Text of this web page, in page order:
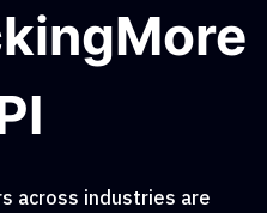
across industries are